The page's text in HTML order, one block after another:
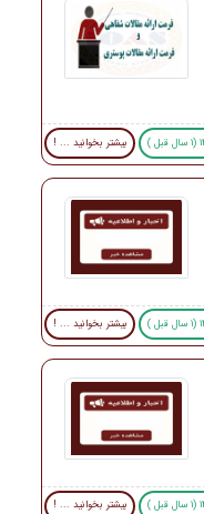
بیشتر بخوانید ... !
بیشتر بخوانید ... !
بیشتر بخوانید ... !